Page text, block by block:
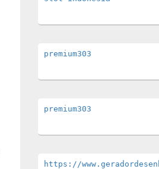
premium303
premium303
https://